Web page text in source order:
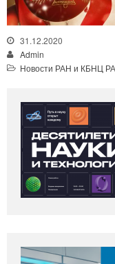
31.12.2020
Admin
Новости РАН и КБНЦ